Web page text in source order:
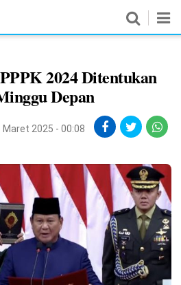
2024 Ditentukan
Depan
Maret 2025 - 00:08